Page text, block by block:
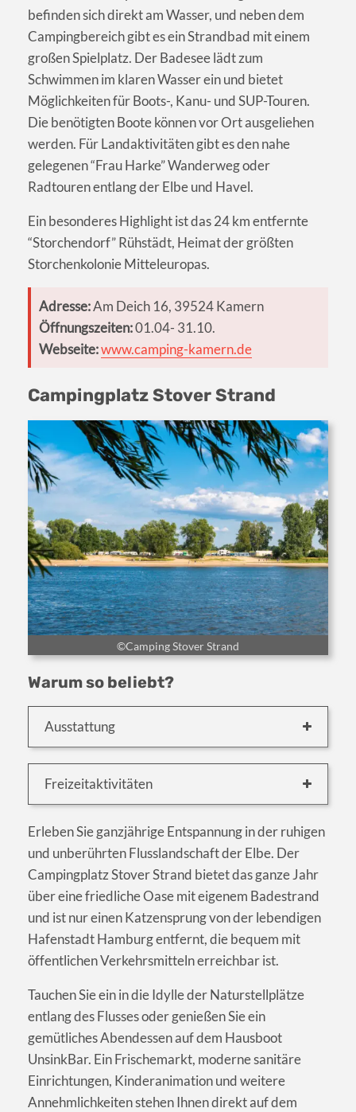
befinden sich direkt am Wasser, und neben dem
Campingbereich gibt es ein Strandbad mit einem
großen Spielplatz. Der Badesee lädt zum
Schwimmen im klaren Wasser ein und bietet
Möglichkeiten für Boots-, Kanu- und SUP-Touren.
Die benötigten Boote können vor Ort ausgeliehen
werden. Für Landaktivitäten gibt es den nahe
gelegenen “Frau Harke” Wanderweg oder
Radtouren entlang der Elbe und Havel.
Ein besonderes Highlight ist das 24 km entfernte
“Storchendorf” Rühstädt, Heimat der größten
Storchenkolonie Mitteleuropas.
Adresse:Am Deich 16, 39524 Kamern
Öffnungszeiten:01.04- 31.10.
Webseite:www.camping-kamern.de
Campingplatz Stover Strand
©Camping Stover Strand
Warum so beliebt?
Ausstattung
Freizeitaktivitäten
Erleben Sie ganzjährige Entspannung in der ruhigen
und unberührten Flusslandschaft der Elbe. Der
Campingplatz Stover Strand bietet das ganze Jahr
über eine friedliche Oase mit eigenem Badestrand
und ist nur einen Katzensprung von der lebendigen
Hafenstadt Hamburg entfernt, die bequem mit
öffentlichen Verkehrsmitteln erreichbar ist.
Tauchen Sie ein in die Idylle der Naturstellplätze
entlang des Flusses oder genießen Sie ein
gemütliches Abendessen auf dem Hausboot
UnsinkBar. Ein Frischemarkt, moderne sanitäre
Einrichtungen, Kinderanimation und weitere
Annehmlichkeiten stehen Ihnen direkt auf dem